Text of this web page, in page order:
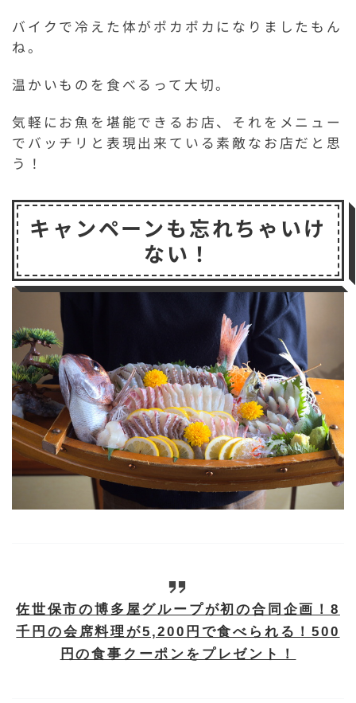
バイクで冷えた体がポカポカになりましたもん
ね。
温かいものを食べるって大切。
気軽にお魚を堪能できるお店、それをメニュー
でバッチリと表現出来ている素敵なお店だと思
う！
キャンペーンも忘れちゃいけ
ない！
佐世保市の博多屋グループが初の合同企画！8
千円の会席料理が5,200円で食べられる！500
円の食事クーポンをプレゼント！